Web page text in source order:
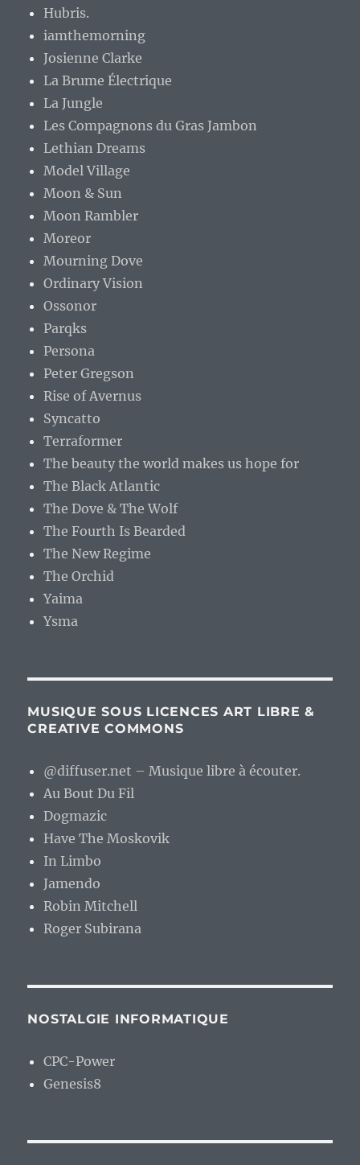
Hubris.
iamthemorning
Josienne Clarke
La Brume Électrique
La Jungle
Les Compagnons du Gras Jambon
Lethian Dreams
Model Village
Moon & Sun
Moon Rambler
Moreor
Mourning Dove
Ordinary Vision
Ossonor
Parqks
Persona
Peter Gregson
Rise of Avernus
Syncatto
Terraformer
The beauty the world makes us hope for
The Black Atlantic
The Dove & The Wolf
The Fourth Is Bearded
The New Regime
The Orchid
Yaima
Ysma
MUSIQUE SOUS LICENCES ART LIBRE &
CREATIVE COMMONS
@diffuser.net – Musique libre à écouter.
Au Bout Du Fil
Dogmazic
Have The Moskovik
In Limbo
Jamendo
Robin Mitchell
Roger Subirana
NOSTALGIE INFORMATIQUE
CPC-Power
Genesis8